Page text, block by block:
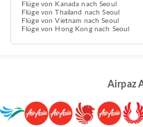
Flüge von Kanada nach Seoul
Flüge von Thailand nach Seoul
Flüge von Vietnam nach Seoul
Flüge von Hong Kong nach Seoul
Airpaz